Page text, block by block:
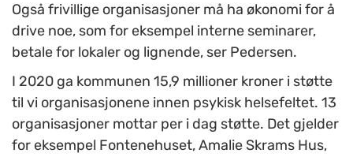
Også frivillige organisasjoner må ha økonomi for å
drive noe, som for eksempel interne seminarer,
betale for lokaler og lignende, ser Pedersen.
I 2020 ga kommunen 15,9 millioner kroner i støtte
til vi organisasjonene innen psykisk helsefeltet. 13
organisasjoner mottar per i dag støtte. Det gjelder
for eksempel Fontenehuset, Amalie Skrams Hus,